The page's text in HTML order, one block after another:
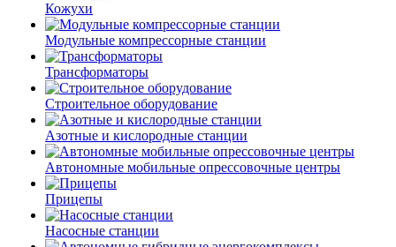
Кожухи
Модульные компрессорные станции
Трансформаторы
Строительное оборудование
Азотные и кислородные станции
Автономные мобильные опрессовочные центры
Прицепы
Насосные станции